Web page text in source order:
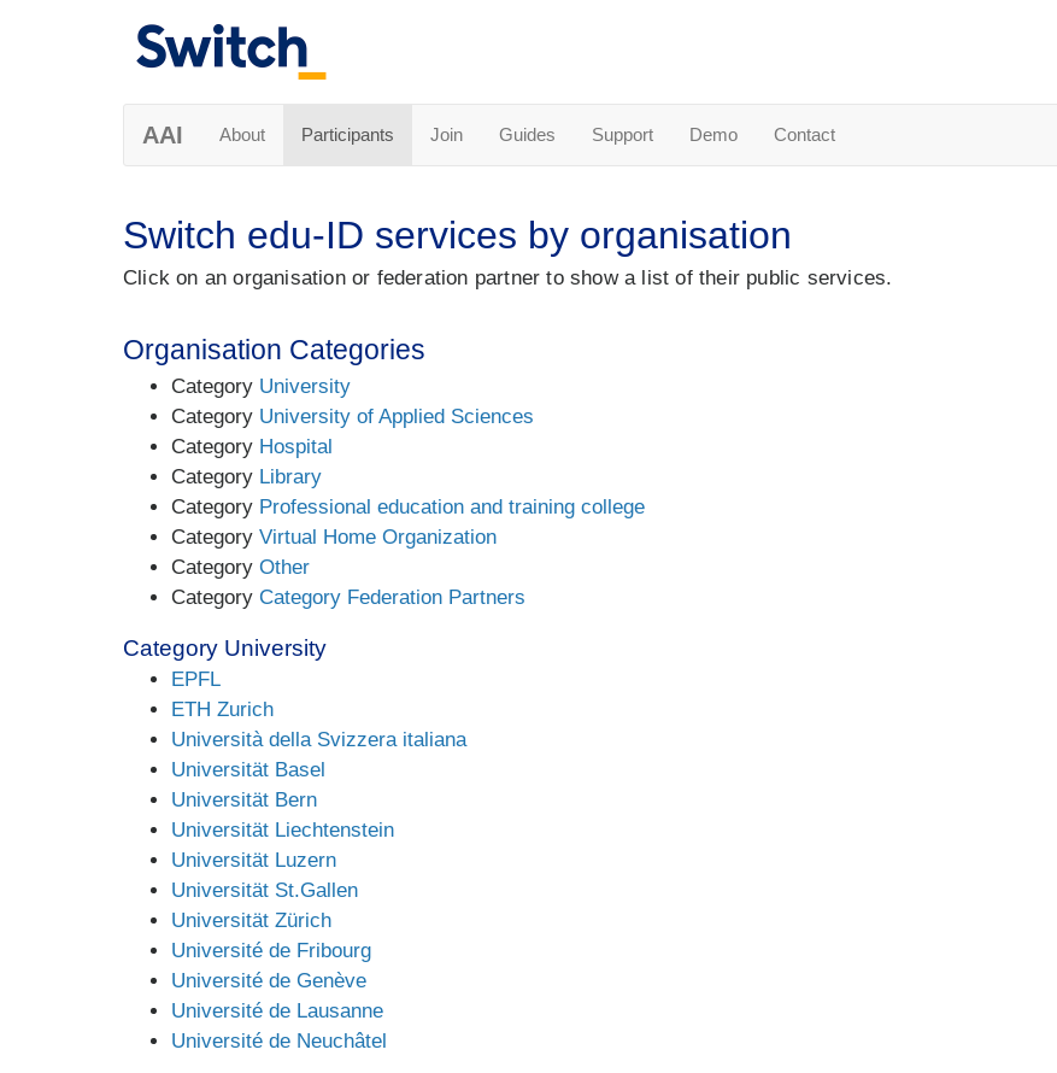
AAI About Participants Join Guides Support Demo Contact
Switch edu-ID services by organisation
Click on an organisation or federation partner to show a list of their public services.
Organisation Categories
Category University
Category University of Applied Sciences
Category Hospital
Category Library
Category Professional education and training college
Category Virtual Home Organization
Category Other
Category Category Federation Partners
Category University
EPFL
ETH Zurich
Università della Svizzera italiana
Universität Basel
Universität Bern
Universität Liechtenstein
Universität Luzern
Universität St.Gallen
Universität Zürich
Université de Fribourg
Université de Genève
Université de Lausanne
Université de Neuchâtel